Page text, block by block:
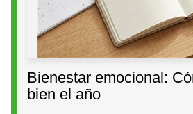
Bienestar emocional:
bien el año